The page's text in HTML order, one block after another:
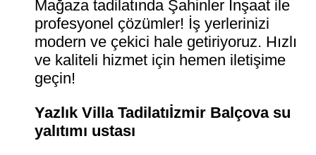
Mağaza tadilatında Şahinler İnşaat ile
profesyonel çözümler! İş yerlerinizi
modern ve çekici hale getiriyoruz. Hızlı
ve kaliteli hizmet için hemen iletişime
geçin!
Yazlık Villa Tadilatıİzmir Balçova su
yalıtımı ustası